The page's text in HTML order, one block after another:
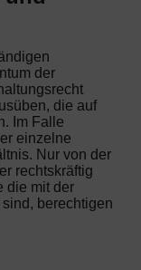
der
die auf
Im Falle
einzelne
Nur von der
rechtskräftig
die mit der
berechtigen